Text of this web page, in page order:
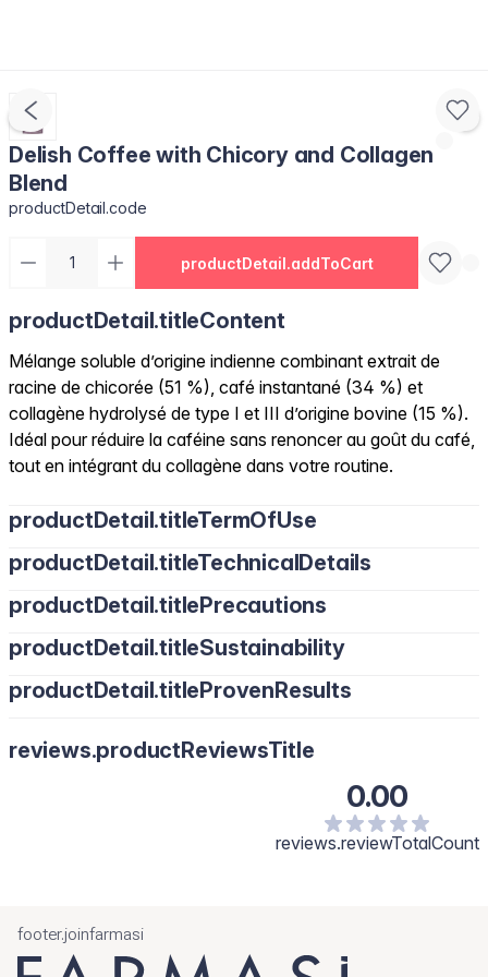
Delish Coffee with Chicory and Collagen
Blend
productDetail.code
productDetail.addToCart
productDetail.titleContent
Mélange soluble d’origine indienne combinant extrait de
racine de chicorée (51 %), café instantané (34 %) et
collagène hydrolysé de type I et III d’origine bovine (15 %).
Idéal pour réduire la caféine sans renoncer au goût du café,
tout en intégrant du collagène dans votre routine.
productDetail.titleTermOfUse
productDetail.titleTechnicalDetails
productDetail.titlePrecautions
productDetail.titleSustainability
productDetail.titleProvenResults
reviews.productReviewsTitle
0.00
reviews.reviewTotalCount
footer.joinfarmasi